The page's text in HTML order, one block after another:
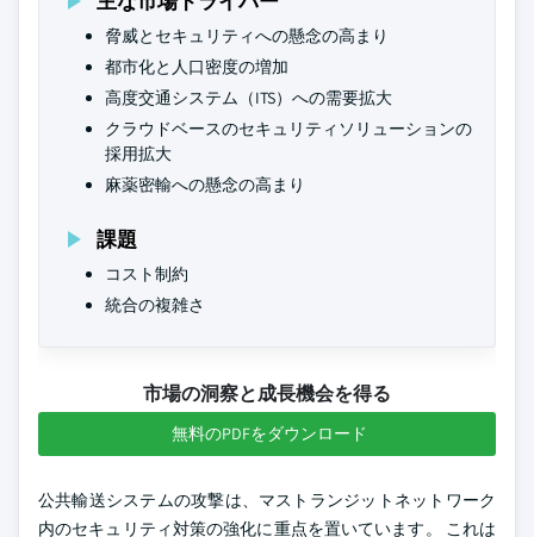
脅威とセキュリティへの懸念の高まり
都市化と人口密度の増加
高度交通システム（ITS）への需要拡大
クラウドベースのセキュリティソリューションの
採用拡大
麻薬密輸への懸念の高まり
課題
コスト制約
統合の複雑さ
市場の洞察と成長機会を得る
無料のPDFをダウンロード
公共輸送システムの攻撃は、マストランジットネットワーク
内のセキュリティ対策の強化に重点を置いています。 これは